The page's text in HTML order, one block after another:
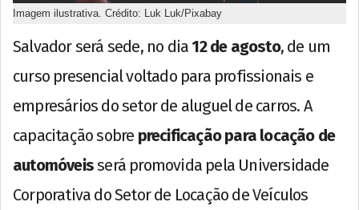
Imagem ilustrativa. Crédito: Luk Luk/Pixabay
Salvador será sede, no dia 12 de agosto, de um
curso presencial voltado para profissionais e
empresários do setor de aluguel de carros. A
capacitação sobre precificação para locação de
automóveisserá promovida pela Universidade
Corporativa do Setor de Locação de Veículos